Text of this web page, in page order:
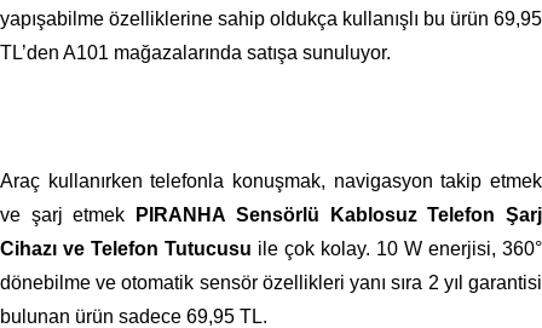
yapışabilme özelliklerine sahip oldukça kullanışlı bu ürün 69,95
TL’den A101 mağazalarında satışa sunuluyor.
Araç kullanırken telefonla konuşmak, navigasyon takip etmek
ve şarj etmek
PIRANHA Sensörlü Kablosuz Telefon Şarj
Cihazı ve Telefon Tutucusu ile çok kolay. 10 W enerjisi, 360°
dönebilme ve otomatik sensör özellikleri yanı sıra 2 yıl garantisi
bulunan ürün sadece 69,95 TL.